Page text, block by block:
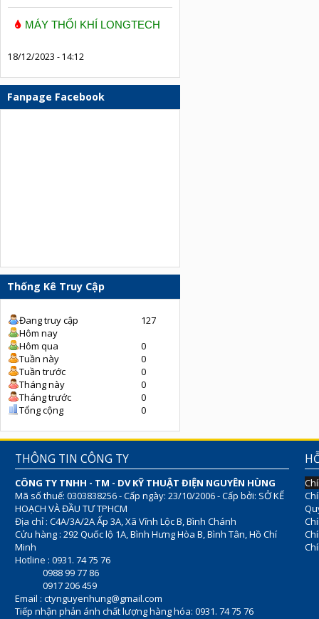
MÁY THỔI KHÍ LONGTECH
18/12/2023 - 14:12
Fanpage Facebook
Thống Kê Truy Cập
Đang truy cập
127
Hôm nay
Hôm qua
0
Tuần này
0
Tuần trước
0
Tháng này
0
Tháng trước
0
Tổng cộng
0
THÔNG TIN CÔNG TY
CÔNG TY TNHH - TM - DV KỸ THUẬT ĐIỆN NGUYÊN HÙNG
Mã số thuế: 0303838256 - Cấp ngày: 23/10/2006 - Cấp bởi: SỞ KẾ
HOẠCH VÀ ĐẦU TƯ TPHCM
Địa chỉ : C4A/3A/2A Ấp 3A, Xã Vĩnh Lộc B, Bình Chánh
Cửu hàng : 292 Quốc lộ 1A, Bình Hưng Hòa B, Bình Tân, Hồ Chí
Minh
Hotline : 0931. 74 75 76
0988 99 77 86
0917 206 459
Email : ctynguyenhung@gmail.com
Tiếp nhận phản ánh chất lượng hàng hóa: 0931. 74 75 76